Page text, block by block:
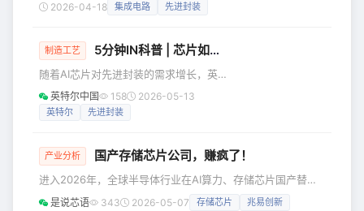
的发展路线其实非常清晰，就是从通用
集成电路先导工艺线、先进封装工艺
电子所在集成电路关键核心技术攻关、
重大科研任务实施及人才队伍建设等方
面的进展。 座谈会上，戴博伟汇报了微
情况、重点科技成
2026-04-18
集成电路 先进封装
制造工艺 5分钟IN科普 | 芯片如何“更上一层楼”？我们来看这项封装技术！
随着AI芯片对先进封装的需求增长，英
特尔提供的EMIB 2.5D封装解决方案，
正获得越来越多厂商的青睐。这项技术
合更多芯片，打造出算力更强大的产
Foveros-S硅中介层技术和Foveros-R重
布线层（RDL）技术。 在实现了水平的
英特尔中国 158 2026-05-13
英特尔 先进封装
产业分析 国产存储芯片公司，赚疯了！
进入2026年，全球半导体行业在AI算力、存储芯片国产替代
与消费电子温和复苏的多重作用下，呈现出更为复杂的结构性
是说芯语 343 2026-05-07 存储芯片 兆易创新